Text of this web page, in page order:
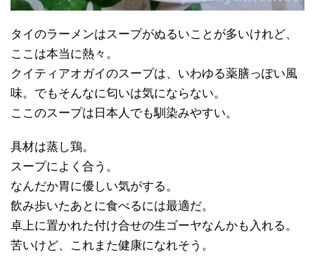
タイのラーメンはスープがぬるいことが多いけれど、
ここは本当に熱々。
クイティアオガイのスープは、いわゆる薬膳っぽい風
味。でもそんなに匂いは気にならない。
ここのスープは日本人でも馴染みやすい。
具材は蒸し鶏。
スープによく合う。
なんだか胃に優しい気がする。
飲み歩いたあとに食べるには最適だ。
卓上に置かれた付け合せの生ゴーヤなんかも入れる。
苦いけど、これまた健康になれそう。